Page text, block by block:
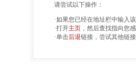
请尝试以下操作：
·如果您已经在地址栏中输入
·打开主页 ，然后查找指向您
·单击后退链接，尝试其他链